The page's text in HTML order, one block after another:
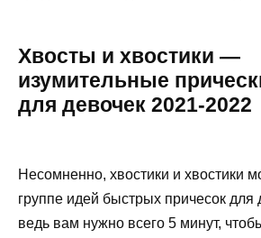
Хвосты и хвостики —
изумительные
для девочек 2021-2022
Несомненно, хвостики и хвостики
группе идей быстрых причесок для
ведь вам нужно всего 5 минут,